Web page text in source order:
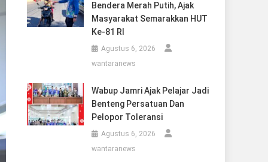
Bendera Merah Putih, Ajak
Masyarakat Semarakkan HUT
Ke-81 RI
Agustus 6, 2026
wantaranews
Wabup Jamri Ajak Pelajar Jadi
Benteng Persatuan Dan
Pelopor Toleransi
Agustus 6, 2026
wantaranews